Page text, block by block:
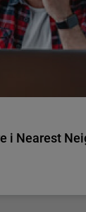
fondamentale
i Nearest